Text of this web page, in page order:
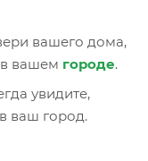
вашего дома,
вашем городе.
увидите,
ваш город.